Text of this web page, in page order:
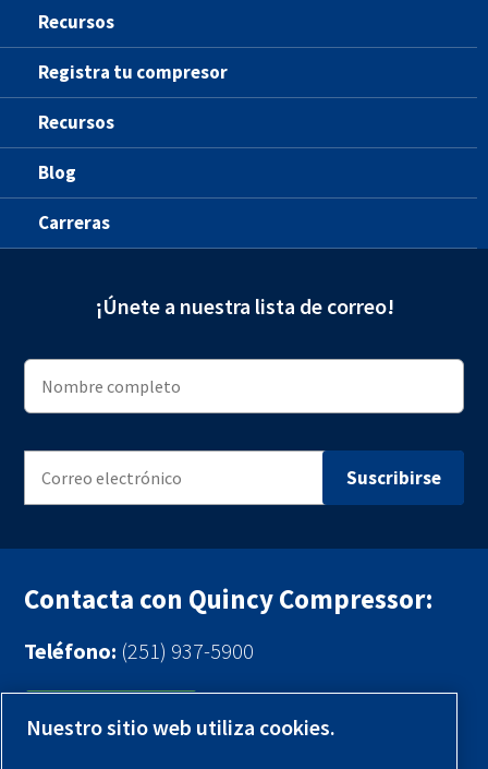
Recursos
Registra tu compresor
Recursos
Blog
Carreras
¡Únete a nuestra lista de correo!
Contacta con Quincy Compressor:
Teléfono: (251) 937-5900
Contáctenos
Nuestro sitio web utiliza cookies.